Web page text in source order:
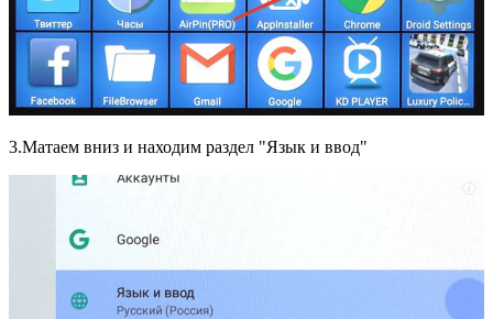
3.Матаем вниз и находим раздел "Язык и ввод"